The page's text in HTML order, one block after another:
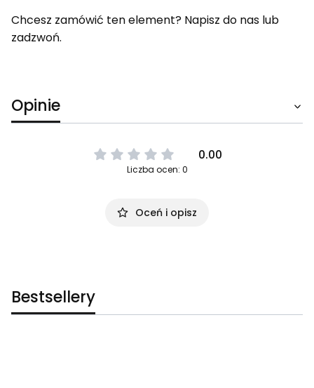
Chcesz zamówić ten element? Napisz do nas lub
zadzwoń.
Opinie
0.00
Liczba ocen: 0
Oceń i opisz
Bestsellery